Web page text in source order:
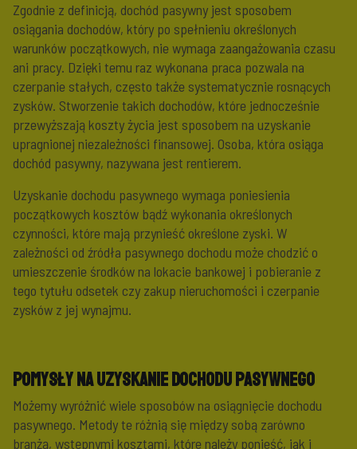
Zgodnie z definicją, dochód pasywny jest sposobem
osiągania dochodów, który po spełnieniu określonych
warunków początkowych, nie wymaga zaangażowania czasu
ani pracy. Dzięki temu raz wykonana praca pozwala na
czerpanie stałych, często także systematycznie rosnących
zysków. Stworzenie takich dochodów, które jednocześnie
przewyższają koszty życia jest sposobem na uzyskanie
upragnionej niezależności finansowej. Osoba, która osiąga
dochód pasywny, nazywana jest rentierem.
Uzyskanie dochodu pasywnego wymaga poniesienia
początkowych kosztów bądź wykonania określonych
czynności, które mają przynieść określone zyski. W
zależności od źródła pasywnego dochodu może chodzić o
umieszczenie środków na lokacie bankowej i pobieranie z
tego tytułu odsetek czy zakup nieruchomości i czerpanie
zysków z jej wynajmu.
Pomysły na uzyskanie dochodu pasywnego
Możemy wyróżnić wiele sposobów na osiągnięcie dochodu
pasywnego. Metody te różnią się między sobą zarówno
branżą, wstępnymi kosztami, które należy ponieść, jak i